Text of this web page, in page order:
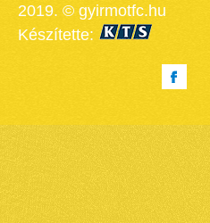
2019. © gyirmotfc.hu
Készítette: